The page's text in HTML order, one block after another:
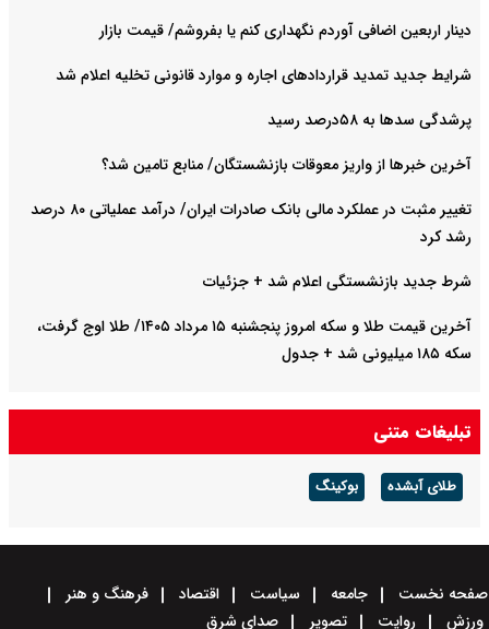
دینار اربعین اضافی آوردم نگهداری کنم یا بفروشم/ قیمت بازار
شرایط جدید تمدید قراردادهای اجاره و موارد قانونی تخلیه اعلام شد
پرشدگی سدها به ۵۸درصد رسید
آخرین خبرها از واریز معوقات بازنشستگان/ منابع تامین شد؟
تغییر مثبت در عملکرد مالی بانک صادرات ایران/ درآمد عملیاتی ۸۰ درصد
رشد کرد
شرط جدید بازنشستگی اعلام شد + جزئیات
آخرین قیمت طلا و سکه امروز پنجشنبه ۱۵ مرداد ۱۴۰۵/ طلا اوج گرفت،
سکه ۱۸۵ میلیونی شد + جدول
تبلیغات متنی
طلای آبشده بوکینگ
صفحه نخست جامعه سیاست اقتصاد
فرهنگ و هنر
ورزش
روایت تصویر صدای شرق